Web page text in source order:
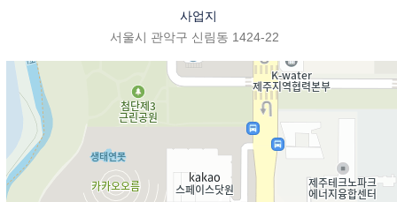
사업지
서울시 관악구 신림동 1424-22